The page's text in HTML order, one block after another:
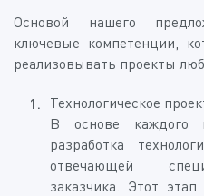
Основой нашего
ключевые компетенции,
реализовывать проекты
Технологическое
В основе каждого
разработка
отвечающей
заказчика. Этот